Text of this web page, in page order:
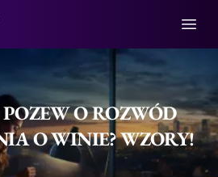
O ROZWÓD
O WINIE? WZORY!